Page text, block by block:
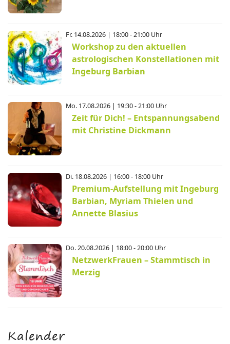
Fr. 14.08.2026 | 18:00 - 21:00 Uhr
Workshop zu den aktuellen
astrologischen Konstellationen mit
Ingeburg Barbian
Mo. 17.08.2026 | 19:30 - 21:00 Uhr
Zeit für Dich! – Entspannungsabend
mit Christine Dickmann
Di. 18.08.2026 | 16:00 - 18:00 Uhr
Premium-Aufstellung mit Ingeburg
Barbian, Myriam Thielen und
Annette Blasius
Do. 20.08.2026 | 18:00 - 20:00 Uhr
NetzwerkFrauen – Stammtisch in
Merzig
Kalender